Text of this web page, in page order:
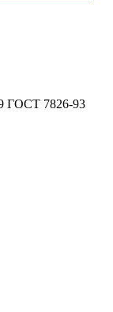
ГОСТ 7826-93